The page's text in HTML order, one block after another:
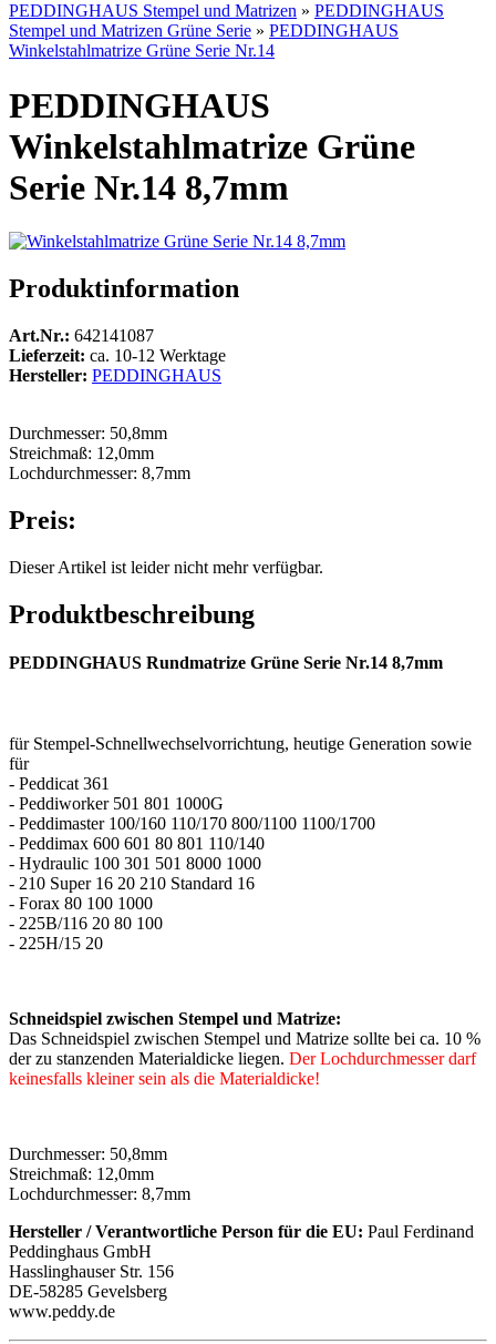
PEDDINGHAUS Stempel und Matrizen » PEDDINGHAUS
Stempel und Matrizen Grüne Serie » PEDDINGHAUS
Winkelstahlmatrize Grüne Serie Nr.14
PEDDINGHAUS
Winkelstahlmatrize Grüne
Serie Nr.14 8,7mm
Produktinformation
Art.Nr.: 642141087
Lieferzeit: ca. 10-12 Werktage
Hersteller: PEDDINGHAUS
Durchmesser: 50,8mm
Streichmaß: 12,0mm
Lochdurchmesser: 8,7mm
Preis:
Dieser Artikel ist leider nicht mehr verfügbar.
Produktbeschreibung
PEDDINGHAUS Rundmatrize Grüne Serie Nr.14 8,7mm
für Stempel-Schnellwechselvorrichtung, heutige Generation sowie
für
- Peddicat 361
- Peddiworker 501 801 1000G
- Peddimaster 100/160 110/170 800/1100 1100/1700
- Peddimax 600 601 80 801 110/140
- Hydraulic 100 301 501 8000 1000
- 210 Super 16 20 210 Standard 16
- Forax 80 100 1000
- 225B/116 20 80 100
- 225H/15 20
Schneidspiel zwischen Stempel und Matrize:
Das Schneidspiel zwischen Stempel und Matrize sollte bei ca. 10 %
der zu stanzenden Materialdicke liegen. Der Lochdurchmesser darf
keinesfalls kleiner sein als die Materialdicke!
Durchmesser: 50,8mm
Streichmaß: 12,0mm
Lochdurchmesser: 8,7mm
Hersteller / Verantwortliche Person für die EU: Paul Ferdinand
Peddinghaus GmbH
Hasslinghauser Str. 156
DE-58285 Gevelsberg
www.peddy.de